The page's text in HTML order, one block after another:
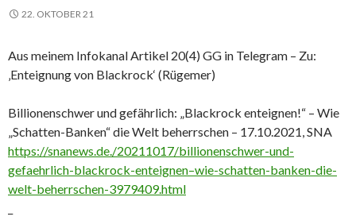
22. OKTOBER 21
Aus meinem Infokanal Artikel 20(4) GG in Telegram – Zu:
‚Enteignung von Blackrock‘ (Rügemer)
Billionenschwer und gefährlich: „Blackrock enteignen!“ – Wie
„Schatten-Banken“ die Welt beherrschen – 17.10.2021, SNA
https://snanews.de./20211017/billionenschwer-und-
gefaehrlich-blackrock-enteignen–wie-schatten-banken-die-
welt-beherrschen-3979409.html